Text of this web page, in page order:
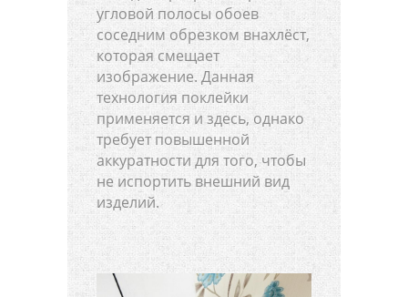
угловой полосы обоев
соседним обрезком внахлёст,
которая смещает
изображение. Данная
технология поклейки
применяется и здесь, однако
требует повышенной
аккуратности для того, чтобы
не испортить внешний вид
изделий.